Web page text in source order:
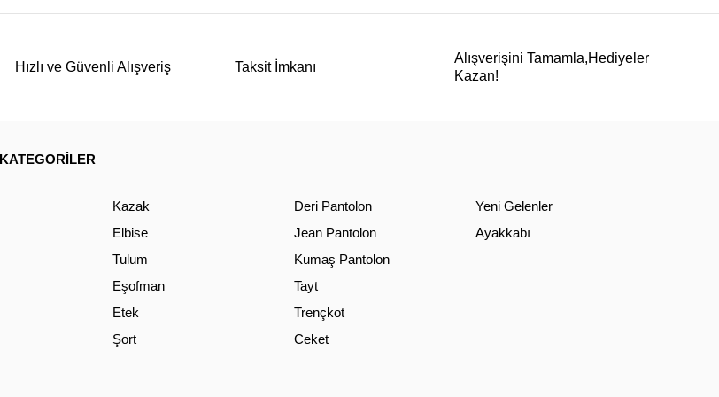
Hızlı ve Güvenli Alışveriş Taksit İmkanı
Alışverişini Tamamla,Hediyeler
Kazan!
Kazak
Elbise
Tulum
Eşofman
Etek
Şort
Deri Pantolon
Jean Pantolon
Kumaş Pantolon
Tayt
Trençkot
Ceket
Yeni Gelenler
Ayakkabı